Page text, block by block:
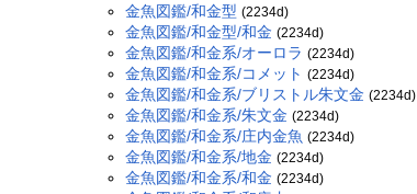
金魚図鑑/和金型 (2234d)
金魚図鑑/和金型/和金 (2234d)
金魚図鑑/和金系/オーロラ (2234d)
金魚図鑑/和金系/コメット (2234d)
金魚図鑑/和金系/ブリストル朱文金 (2234d)
金魚図鑑/和金系/朱文金 (2234d)
金魚図鑑/和金系/庄内金魚 (2234d)
金魚図鑑/和金系/地金 (2234d)
金魚図鑑/和金系/和金 (2234d)